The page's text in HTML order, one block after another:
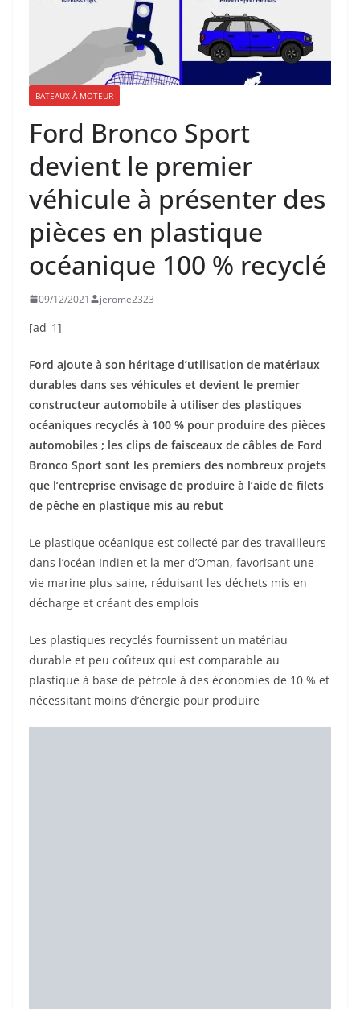
BATEAUX À MOTEUR
Ford Bronco Sport
devient le premier
véhicule à présenter des
pièces en plastique
océanique 100 % recyclé
09/12/2021 jerome2323
[ad_1]
Ford ajoute à son héritage d’utilisation de matériaux
durables dans ses véhicules et devient le premier
constructeur automobile à utiliser des plastiques
océaniques recyclés à 100 % pour produire des pièces
automobiles ; les clips de faisceaux de câbles de Ford
Bronco Sport sont les premiers des nombreux projets
que l’entreprise envisage de produire à l’aide de filets
de pêche en plastique mis au rebut
Le plastique océanique est collecté par des travailleurs
dans l’océan Indien et la mer d’Oman, favorisant une
vie marine plus saine, réduisant les déchets mis en
décharge et créant des emplois
Les plastiques recyclés fournissent un matériau
durable et peu coûteux qui est comparable au
plastique à base de pétrole à des économies de 10 % et
nécessitant moins d’énergie pour produire